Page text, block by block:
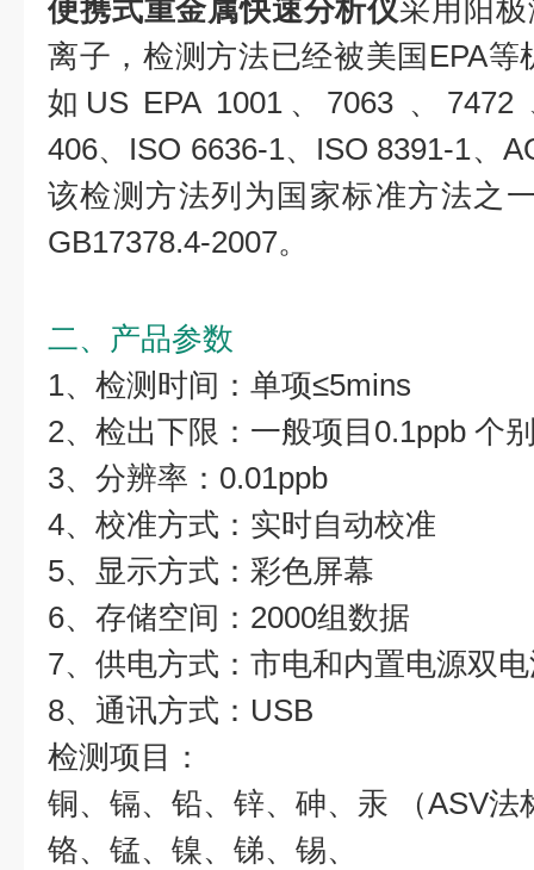
便携式重金属快速分析仪采用阳
离子，检测方法已经被美国EPA
如US EPA 1001、7063 、7472
406、ISO 6636-1、ISO 8391-1、
该检测方法列为国家标准方法之
GB17378.4-2007。
二、产品参数
1、检测时间：单项≤5mins
2、检出下限：一般项目0.1ppb 个
3、分辨率：0.01ppb
4、校准方式：实时自动校准
5、显示方式：彩色屏幕
6、存储空间：2000组数据
7、供电方式：市电和内置电源双
8、通讯方式：USB
检测项目：
铜、镉、铅、锌、砷、汞 （ASV法
铬、锰、镍、锑、锡、